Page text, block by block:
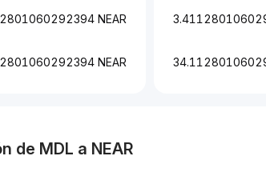
NEAR
NEAR
de MDL a NEAR